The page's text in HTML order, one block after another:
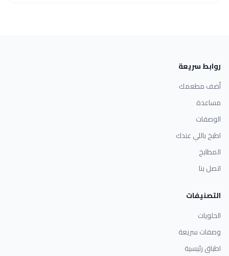
روابط سريعة
أضف مطعمك
مساعدة
الوصفات
اطبخ باللي عندك
المطابخ
اتصل بنا
التصنيفات
الحلويات
وصفات سريعة
اطباق رئيسية